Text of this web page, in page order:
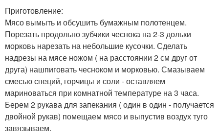
Приготовление:
Мясо вымыть и обсушить бумажным полотенцем.
Порезать продольно зубчики чеснока на 2-3 дольки
морковь нарезать на небольшие кусочки. Сделать
надрезы на мясе ножом ( на расстоянии 2 см друг от
друга) нашпиговать чесноком и морковью. Смазываем
смесью специй, горчицы и соли - оставляем
мариноваться при комнатной температуре на 3 часа.
Берем 2 рукава для запекания ( один в один - получается
двойной рукав) помещаем мясо и выпустив воздух туго
завязываем.